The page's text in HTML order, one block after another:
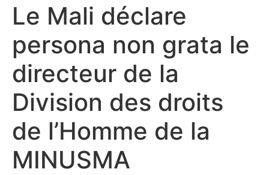
Le Mali déclare
persona non grata le
directeur de la
Division des droits
de l’Homme de la
MINUSMA